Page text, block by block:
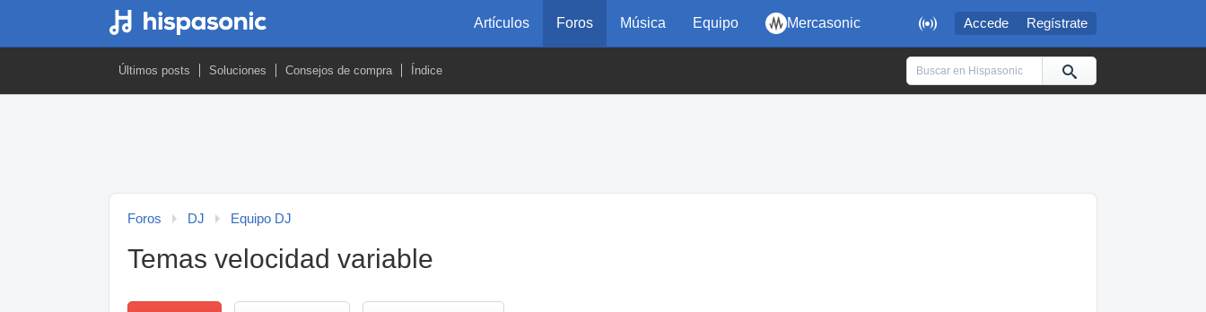
 Accede Regístrate
Artículos Foros Música Equipo Mercasonic
Últimos posts Soluciones Consejos de compra Índice
Foros DJ Equipo DJ
Temas velocidad variable